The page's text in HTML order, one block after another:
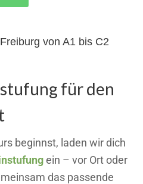
für den
beginnst, laden wir dich
ein – vor Ort oder
das passende